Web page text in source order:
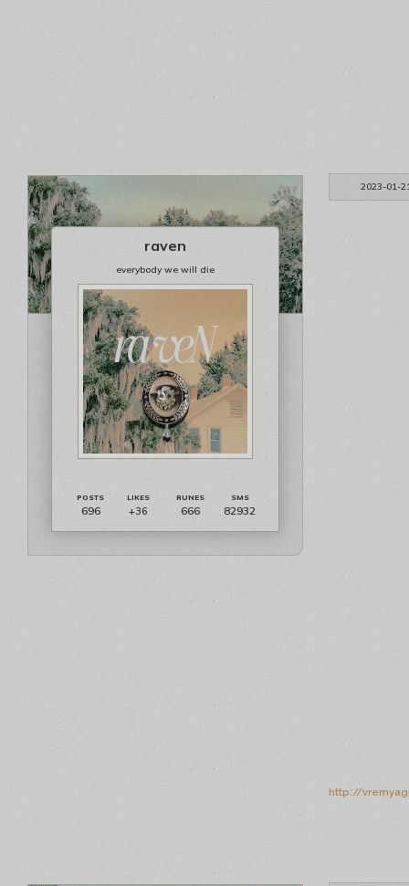
2023-01-
raven
everybody we will die
696 +36 666 82932
http://